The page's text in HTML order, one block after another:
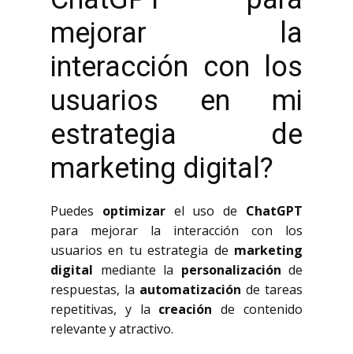
mejorar la
interacción con los
usuarios en mi
estrategia de
marketing digital?
Puedes optimizarel uso de ChatGPT
para mejorar la interacción con los
usuarios en tu estrategia de marketing
digital mediante la personalización de
respuestas, la automatización de tareas
repetitivas, y la creación de contenido
relevante y atractivo.